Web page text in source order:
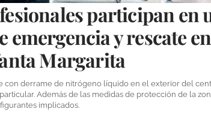
participan en
emergencia y rescate
Margarita
con derrame de nitrógeno líquido en el exterior del
Además de las medidas de protección de la
implicados.